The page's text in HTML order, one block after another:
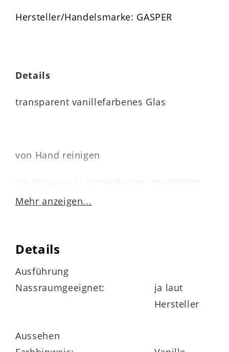
Hersteller/Handelsmarke: GASPER
Details
transparent vanillefarbenes Glas
von Hand reinigen
Höhe ca. 26 cm
Mehr anzeigen...
Details
Ausführung
Nassraumgeeignet:
ja laut
Hersteller
Aussehen